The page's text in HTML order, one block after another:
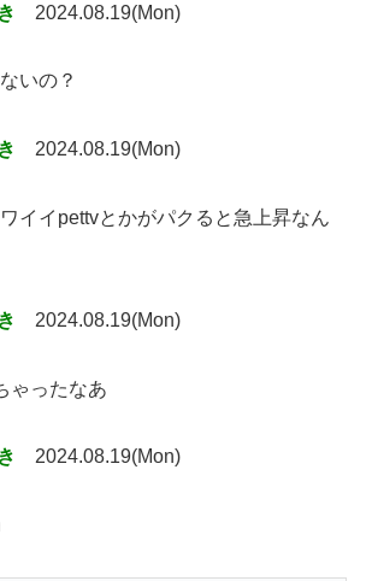
2024.08.19(Mon)
いの？
2024.08.19(Mon)
イイpettvとかがパクると急上昇なん
2024.08.19(Mon)
ゃったなあ
2024.08.19(Mon)